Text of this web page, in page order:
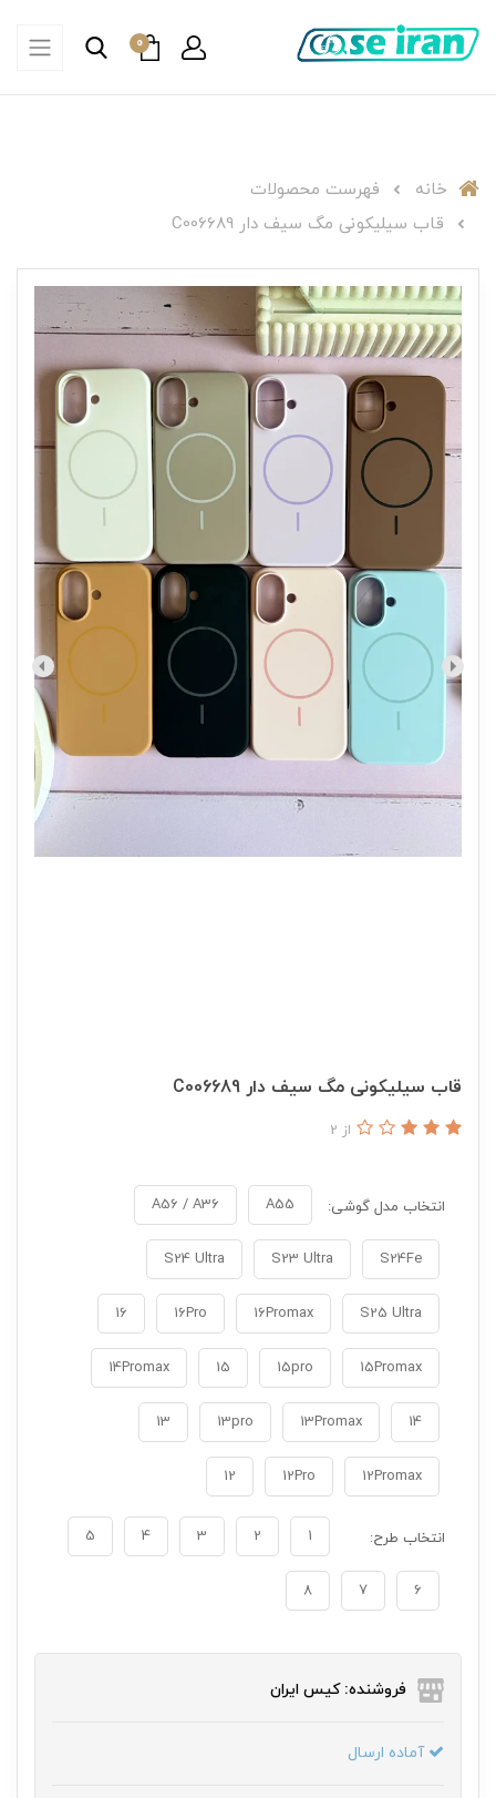
0
خانه
فهرست محصولات
قاب سیلیکونی مگ سیف دار C006689
قاب سیلیکونی مگ سیف دار C006689
از 2
انتخاب مدل گوشی: A55
A56 / A36
S24Fe
S23 Ultra
S24 Ultra
S25 Ultra
16Promax
16Pro
16
15Promax
15pro
15
14Promax
14
13Promax
13pro
13
12Promax
12Pro
12
انتخاب طرح: 1
2
3
4
5
6
7
8
فروشنده: کیس ایران
آماده ارسال